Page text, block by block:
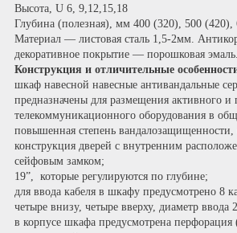
Высота, U 6, 9,12,15,18
Глубина (полезная), мм 400 (320), 500 (420),
Материал — листовая сталь 1,5-2мм.
декоративное покрытие — порошковая эмаль.
Конструкция и отличительные
шкаф навесной навесные антивандальные
предназначены для размещения активного и
телекоммуникационного оборудования в
повышенная степень вандалозащищенности,
конструкция дверей с внутренним
сейфовым замком;
19”, которые регулируются по глубине;
для ввода кабеля в шкафу предусмотрено 8
четыре внизу, четыре вверху, диаметр ввода
в корпусе шкафа предусмотрена